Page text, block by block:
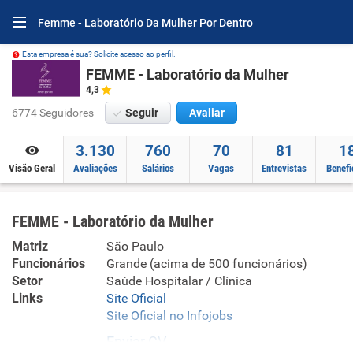
Femme - Laboratório Da Mulher Por Dentro
Esta empresa é sua? Solicite acesso ao perfil.
FEMME - Laboratório da Mulher
4,3
6774 Seguidores Seguir Avaliar
Visão Geral
3.130
Avaliações
760
Salários
70
Vagas
81
Entrevistas
FEMME - Laboratório da Mulher
Matriz
São Paulo
Funcionários
Grande (acima de 500 funcionários)
Setor
Saúde Hospitalar / Clínica
Links
Site Oficial
Site Oficial no Infojobs
Enviar CV